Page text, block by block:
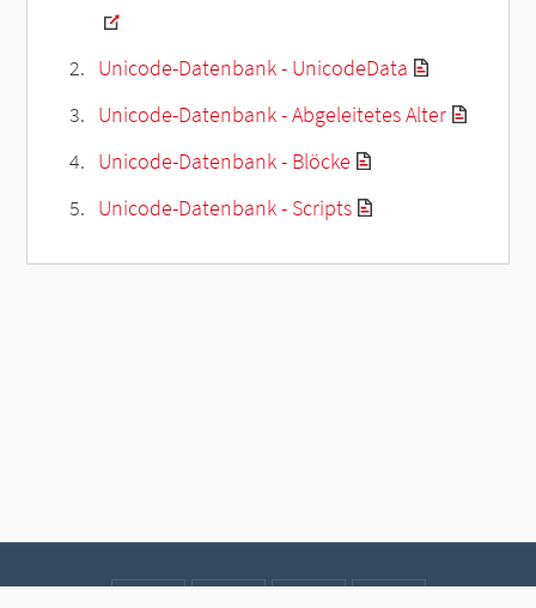
Unicode-Datenbank - UnicodeData
Unicode-Datenbank - Abgeleitetes Alter
Unicode-Datenbank - Blöcke
Unicode-Datenbank - Scripts